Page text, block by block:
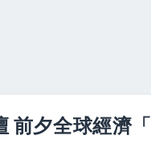
前夕全球經濟